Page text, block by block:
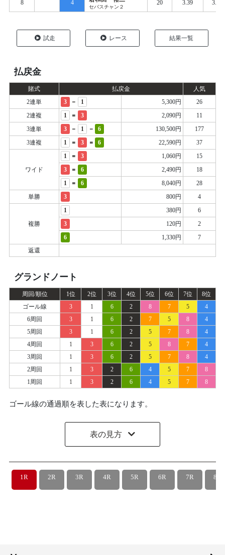
8 4
セバスチャン２
20 3.39 3.519
試走 レース 結果一覧
払戻金
賭式 払戻金
人気
2連単
3 - 1 5,300円
26
2連複
1 = 3 2,090円
11
3連単
3 - 1 - 6 130,500円
177
3連複
1 = 3 = 6 22,590円 37
ワイド
1 = 3 1,060円
15
3
= 6 2,490円
18
1
= 6 8,040円
28
単勝
3 800円 4
複勝
1 380円
6
3
120円
2
6
1,330円
7
返還
グランドノート
周回/順位 1位 2位 3位 4位 5位 6位 7位
8位
ゴール線
3 1 6 2 8 7 5
4
6周回
3 1 6 2 7 5 8
4
5周回
3 1 6 2 5 7 8
4
4周回
1 3 6 2 5 8 7
4
3周回
1 3 6 2 5 7 8
4
2周回
1 3 2 6 4 5 7
8
1周回
1 3 2 6 4 5 7 8
ゴール線の通過順を表した表になります。
表の見方
1R 2R 3R 4R 5R 6R 7R 8R